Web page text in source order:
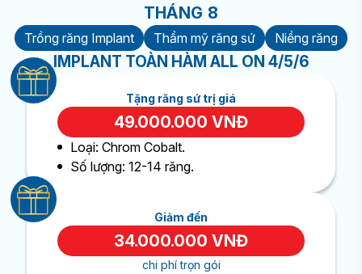
THÁNG 8
Trồng răng Implant Thẩm mỹ răng sứ Niềng răng
IMPLANT TOÀN HÀM ALL ON 4/5/6
Tặng răng sứ trị giá
49.000.000 VNĐ
Loại: Chrom Cobalt.
Số lượng: 12-14 răng.
Giảm đến
34.000.000 VNĐ
chi phí trọn gói